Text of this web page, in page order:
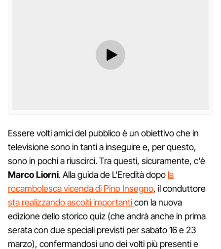
Essere volti amici del pubblico è un obiettivo che in
televisione sono in tanti a inseguire e, per questo,
sono in pochi a riuscirci. Tra questi, sicuramente, c'è
Marco Liorni. Alla guida de L'Eredità dopo la
rocambolesca vicenda di Pino Insegno, il conduttore
sta realizzando ascolti importanticon la nuova
edizione dello storico quiz (che andrà anche in prima
serata con due speciali previsti per sabato 16 e 23
marzo), confermandosi uno dei volti più presenti e